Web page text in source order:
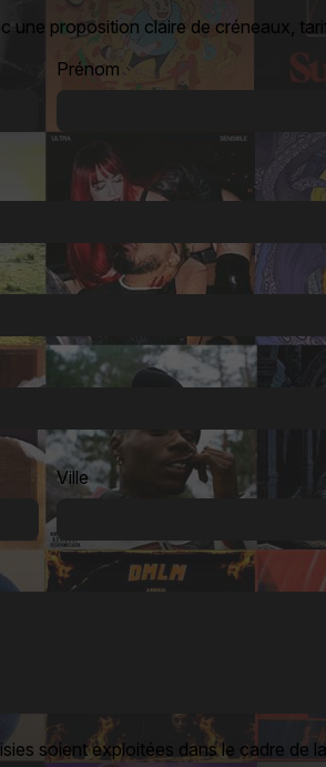
une proposition claire de créneaux,
Prénom
Ville
soient exploitées dans le cadre de